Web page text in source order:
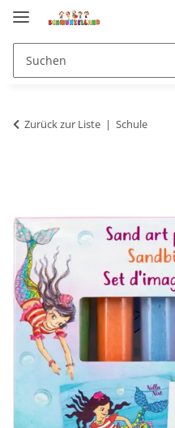
Zurück zur Liste Schule